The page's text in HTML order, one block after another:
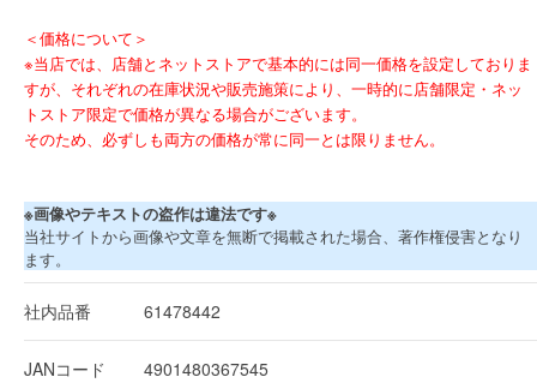
＜価格について＞
※当店では、店舗とネットストアで基本的には同一価格を設定しておりま
すが、それぞれの在庫状況や販売施策により、一時的に店舗限定・ネッ
トストア限定で価格が異なる場合がございます。
そのため、必ずしも両方の価格が常に同一とは限りません。
※画像やテキストの盗作は違法です※
当社サイトから画像や文章を無断で掲載された場合、著作権侵害となり
ます。
社内品番 61478442
JANコード 4901480367545